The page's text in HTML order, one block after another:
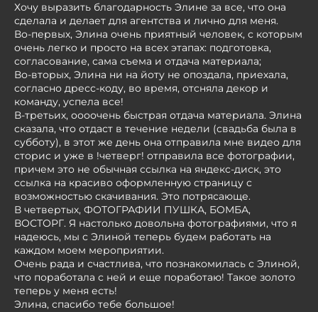
Хочу выразить благодарность Элине за все, что она
сделала и делает для агентства и лично для меня.
Во-первых, Элина очень приятный человек, с которым
очень легко и просто на всех этапах: подготовка,
согласование, сама съема и отдача материала;
Во-вторых, Элина ни на йоту не опоздала, приехала,
согласно дресс-коду, во время, отсняла декор и
команду, успела все!
В-третьих, оооочень быстрая отдача материала. Элина
сказала, что отдаст в течение недели (свадьба была в
субботу), в этот же день она отправила мне видео для
сторис и уже в !четверг! отправила все фотографии,
причем это не обычная ссылка на яндекс-диск, это
ссылка на красиво оформленную страницу с
возможностью скачивания. Это потрясающе.
В четвертых, ФОТОГРАФИИ ПУШКА, БОМБА,
ВОСТОРГ. Я настолько довольна фотографиями, что я
надеюсь, мы с Элиной теперь будем работать на
каждом моем мероприятии.
Очень рада и счастлива, что познакомилась с Элиной,
что поработала с ней и еще поработаю! Такое золото
теперь у меня есть!
Элина, спасибо тебе большое!